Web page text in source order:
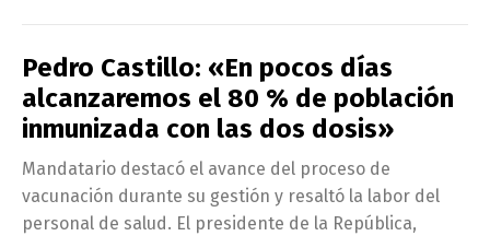
Pedro Castillo: «En pocos días
alcanzaremos el 80 % de población
inmunizada con las dos dosis»
Mandatario destacó el avance del proceso de
vacunación durante su gestión y resaltó la labor del
personal de salud. El presidente de la República,